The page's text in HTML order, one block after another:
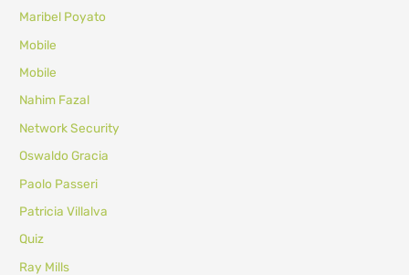
Maribel Poyato
Mobile
Mobile
Nahim Fazal
Network Security
Oswaldo Gracia
Paolo Passeri
Patricia Villalva
Quiz
Ray Mills